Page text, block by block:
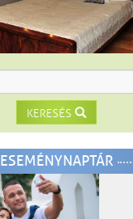
KERESÉS
ESEMÉNYNAPTÁR